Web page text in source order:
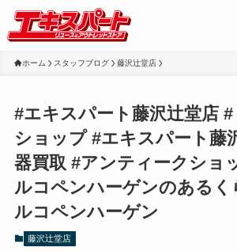
ホーム スタッフブログ 藤沢辻堂店
#エキスパート藤沢辻堂店
ショップ #エキスパート藤
器買取 #アンティークショ
ルコペンハーゲンのあるく
ルコペンハーゲン
藤沢辻堂店